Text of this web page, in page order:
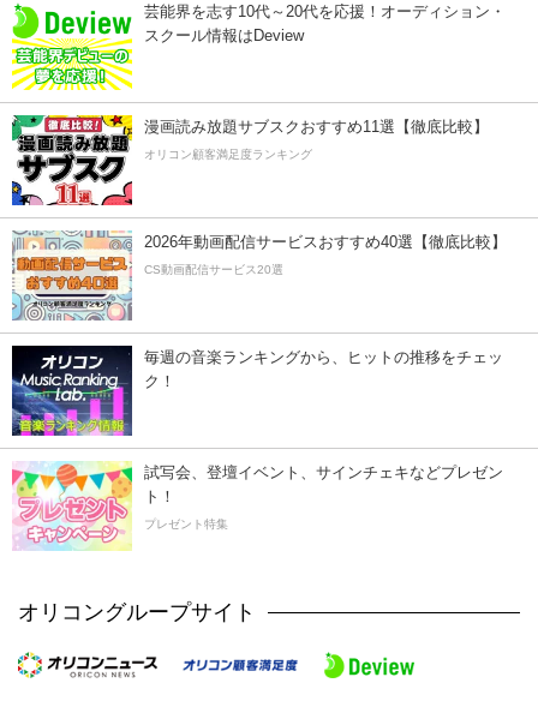
芸能界を志す10代～20代を応援！オーディション・
スクール情報はDeview
漫画読み放題サブスクおすすめ11選【徹底比較】
オリコン顧客満足度ランキング
2026年動画配信サービスおすすめ40選【徹底比較】
CS動画配信サービス20選
毎週の音楽ランキングから、ヒットの推移をチェッ
ク！
試写会、登壇イベント、サインチェキなどプレゼン
ト！
プレゼント特集
オリコングループサイト